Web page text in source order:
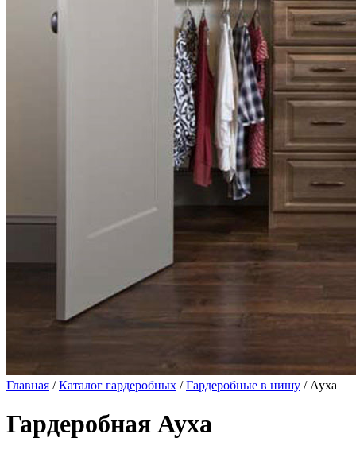
Главная /Каталог гардеробных /Гардеробные в нишу / Ауха
Гардеробная Ауха